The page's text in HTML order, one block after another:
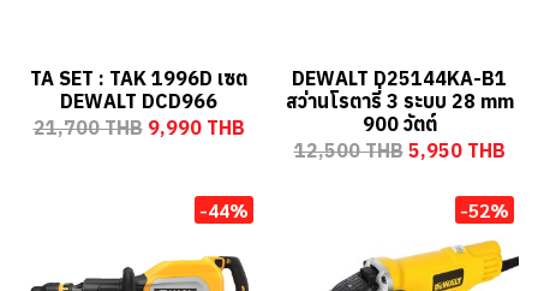
TA SET : TAK 1996D เซต
DEWALT DCD966
21,700 THB 9,990 THB
DEWALT D25144KA-B1
สว่านโรตารี่ 3 ระบบ 28 mm
900 วัตต์
12,500 THB 5,950 THB
-44% -52%